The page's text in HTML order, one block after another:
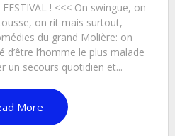
! <<< On swingue, on
on rit mais surtout,
du grand Molière: on
d’être l’homme le plus malade
un secours quotidien et...
More